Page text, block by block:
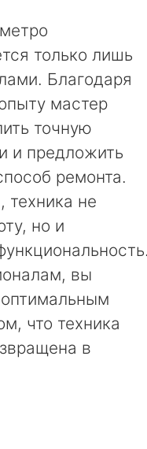
только лишь
Благодаря
мастер
точную
и предложить
ремонта.
техника не
но и
вы
что техника
в